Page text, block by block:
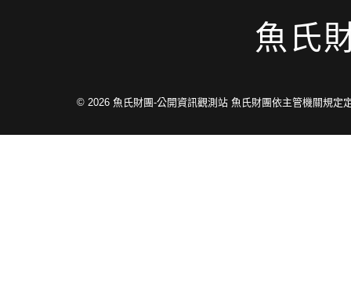
魚氏
© 2026 魚氏財團-公開資訊觀測站 魚氏財團依主管機關規定